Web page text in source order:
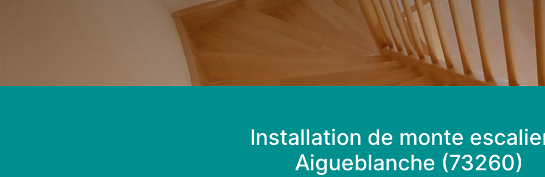
Installation de monte
Aigueblanche (73260)